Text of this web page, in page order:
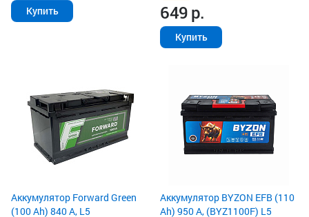
Купить 649р.
Купить
Аккумулятор Forward Green
(100 Ah) 840 А, L5
Аккумулятор BYZON EFB (110
Ah) 950 А, (BYZ1100F) L5